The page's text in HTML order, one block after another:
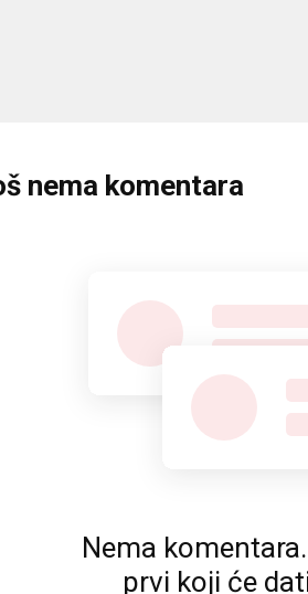
nema komentara
Nema
prvi koji će